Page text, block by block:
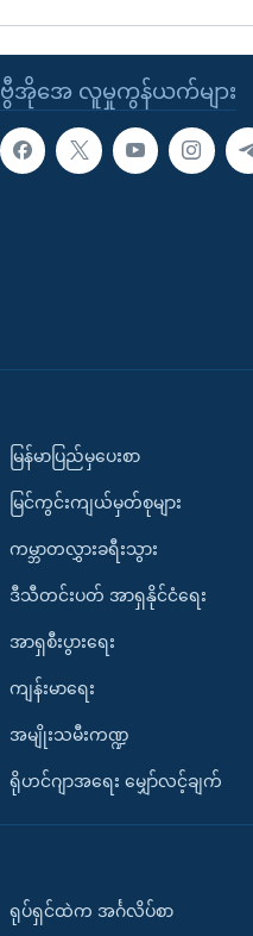
ဗွီအိုအေ လူမှုကွန်ယက်များ
မြန်မာပြည်မှပေးစာ
မြင်ကွင်းကျယ်မှတ်စုများ
ကမ္ဘာတလွှားခရီးသွား
ဒီသီတင်းပတ် အာရှနိုင်ငံရေး
အာရှစီးပွားရေး
ကျန်းမာရေး
အမျိုးသမီးကဏ္ဍ
ရိုဟင်ဂျာအရေး မျှော်လင့်ချက်
ရုပ်ရှင်ထဲက အင်္ဂလိပ်စာ